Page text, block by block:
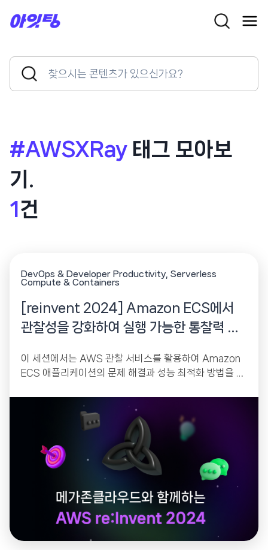
Search
Search
Button
#AWSXRay 태그 모아보
기.
1 건
DevOps & Developer Productivity Serverless
Compute & Containers
[reinvent 2024] Amazon ECS에서
관찰성을 강화하여 실행 가능한 통찰력 얻
이 세션에서는 AWS 관찰 서비스를 활용하여 Amazon
ECS 애플리케이션의 문제 해결과 성능 최적화 방법을 다